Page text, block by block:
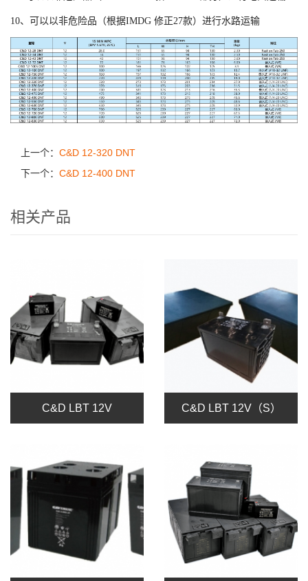
10、可以以非危险品（根据IMDG 修正27款）进行水路运输
上一个： C&D 12-320 DNT
下一个： C&D 12-400 DNT
相关产品
C&D LBT 12V C&D LBT 12V（S）